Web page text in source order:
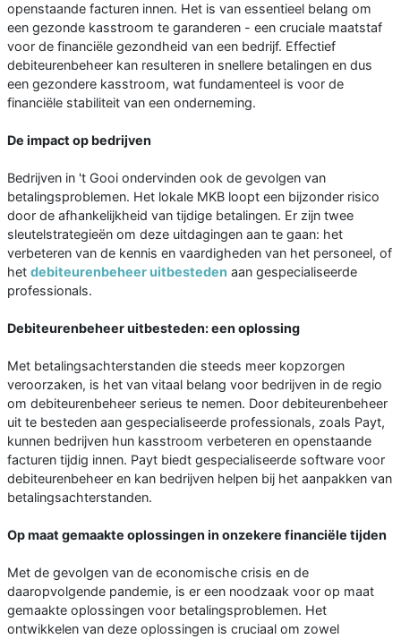
openstaande facturen innen. Het is van essentieel belang om
een gezonde kasstroom te garanderen - een cruciale maatstaf
voor de financiële gezondheid van een bedrijf. Effectief
debiteurenbeheer kan resulteren in snellere betalingen en dus
een gezondere kasstroom, wat fundamenteel is voor de
financiële stabiliteit van een onderneming.
De impact op bedrijven
Bedrijven in 't Gooi ondervinden ook de gevolgen van
betalingsproblemen. Het lokale MKB loopt een bijzonder risico
door de afhankelijkheid van tijdige betalingen. Er zijn twee
sleutelstrategieën om deze uitdagingen aan te gaan: het
verbeteren van de kennis en vaardigheden van het personeel, of
het debiteurenbeheer uitbesteden aan gespecialiseerde
professionals.
Debiteurenbeheer uitbesteden: een oplossing
Met betalingsachterstanden die steeds meer kopzorgen
veroorzaken, is het van vitaal belang voor bedrijven in de regio
om debiteurenbeheer serieus te nemen. Door debiteurenbeheer
uit te besteden aan gespecialiseerde professionals, zoals Payt,
kunnen bedrijven hun kasstroom verbeteren en openstaande
facturen tijdig innen. Payt biedt gespecialiseerde software voor
debiteurenbeheer en kan bedrijven helpen bij het aanpakken van
betalingsachterstanden.
Op maat gemaakte oplossingen in onzekere financiële tijden
Met de gevolgen van de economische crisis en de
daaropvolgende pandemie, is er een noodzaak voor op maat
gemaakte oplossingen voor betalingsproblemen. Het
ontwikkelen van deze oplossingen is cruciaal om zowel